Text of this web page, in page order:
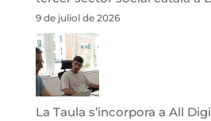
9 de juliol de 2026
La Taula s’incorpora a All